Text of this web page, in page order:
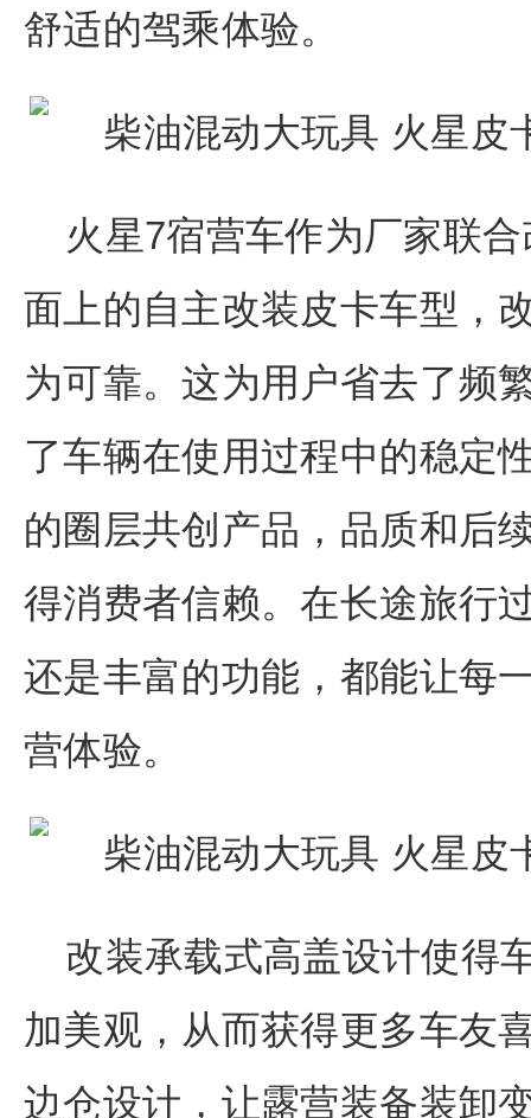
舒适的驾乘体验。
火星7宿营车作为厂家联
面上的自主改装皮卡车型，
为可靠。这为用户省去了频
了车辆在使用过程中的稳定
的圈层共创产品，品质和后
得消费者信赖。在长途旅行
还是丰富的功能，都能让每
营体验。
改装承载式高盖设计使得
加美观，从而获得更多车友
边仓设计，让露营装备装卸